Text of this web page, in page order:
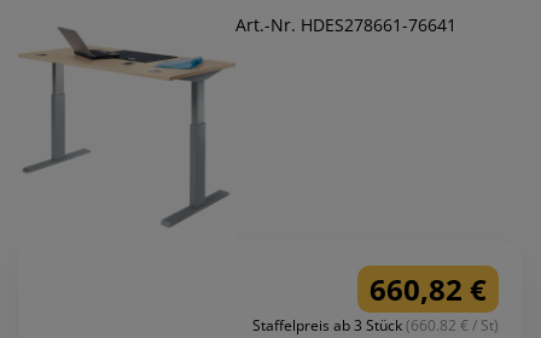
Art.-Nr. HDES278661-76641
660,82 €
Staffelpreis ab 3 Stück(660.82 € / St)